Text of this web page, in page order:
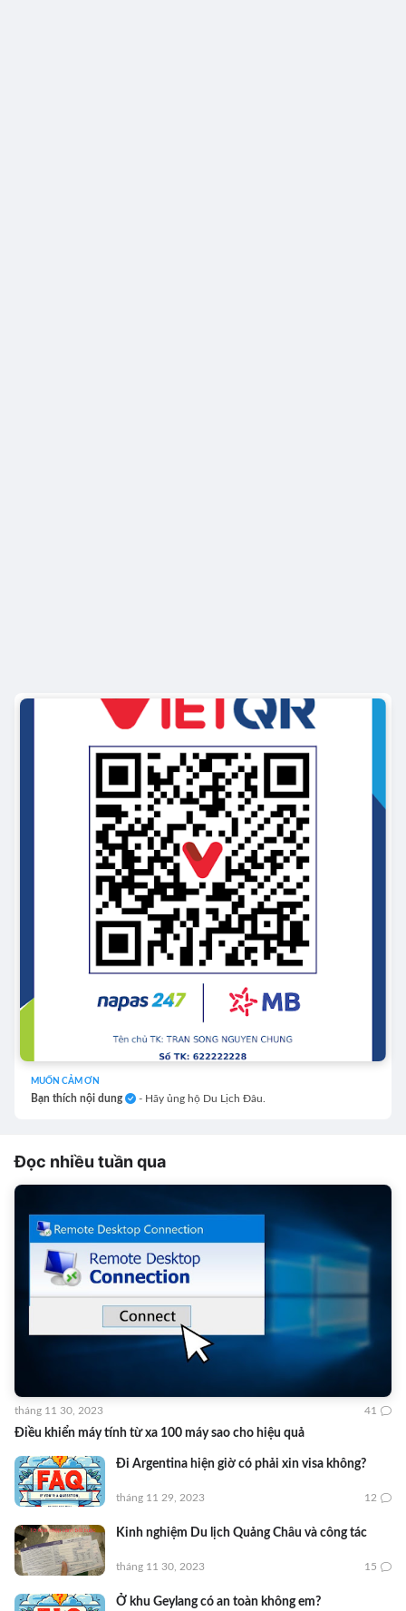
MUỐN CẢM ƠN
Bạn thích nội dung - Hãy ủng hộ Du Lịch Đâu.
Đọc nhiều tuần qua
Điều khiển máy tính từ xa 100 máy sao cho hiệu quả
tháng 11 30, 2023 41
Đi Argentina hiện giờ có phải xin visa không?
tháng 11 29, 2023 12
Kinh nghiệm Du lịch Quảng Châu và công tác
tháng 11 30, 2023 15
Ở khu Geylang có an toàn không em?